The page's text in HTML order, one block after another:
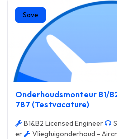
Save
Onderhoudsmonteur B1/
787 (Testvacature)
B1&B2 Licensed Engineer
er
Vliegtuigonderhoud -